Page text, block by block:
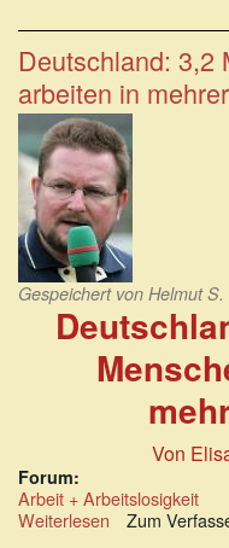
Zahl
verschuldeter
Menschen
steigt,
die
der
sinkt
Deutschland: 3,2
arbeiten in
Gespeichert von Helmut
Von
Forum:
Arbeit + Arbeitslosigkeit
Weiterlesen über
Zum